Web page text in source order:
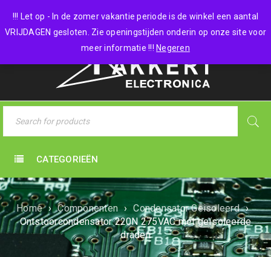
!!! Let op - In de zomer vakantie periode is de winkel een aantal
VRIJDAGEN gesloten. Zie openingstijden onderin op onze site voor
meer informatie !!! Negeren
0 items - €0,00
CATEGORIEËN
Home › Componenten › Condensator Geisoleerd ›
Ontstoorcondensator 220N 275VAC met geïsoleerde
draden